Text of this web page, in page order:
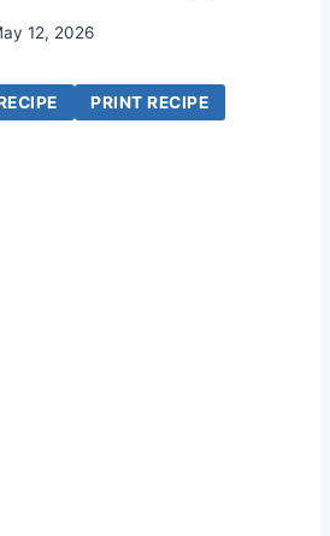
12, 2026
PRINT RECIPE